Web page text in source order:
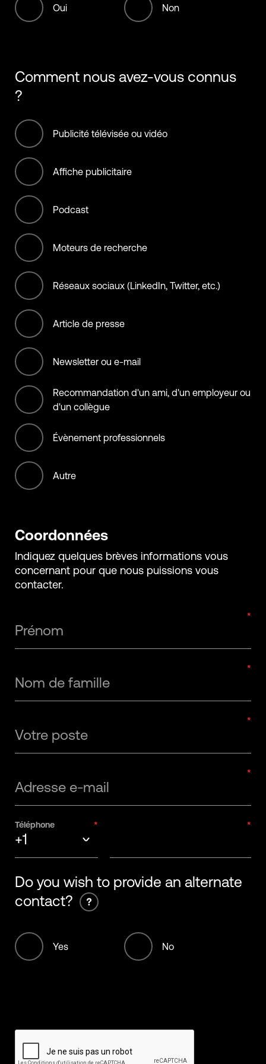
5001-10,000 Employees
Fossil Fuels
Manufacturing
Materials
Municipality, City, State, &
Country
NGO (non offset)
Non-Profit/Services
Offset Services
Retail
Services
Transportation services
Oui Non
Comment nous avez-vous connus
?
Publicité télévisée ou vidéo
Affiche publicitaire
Podcast
Moteurs de recherche
Réseaux sociaux (LinkedIn, Twitter, etc.)
Article de presse
Newsletter ou e-mail
Recommandation d'un ami, d'un employeur ou
d'un collègue
Évènement professionnels
Autre
Coordonnées
Indiquez quelques brèves informations vous
concernant pour que nous puissions vous
contacter.
Prénom
Nom de famille
Votre poste
Adresse e-mail
Téléphone
+1
+93
+355
+213
+376
+54
Do you wish to provide an alternate
contact?
Yes No